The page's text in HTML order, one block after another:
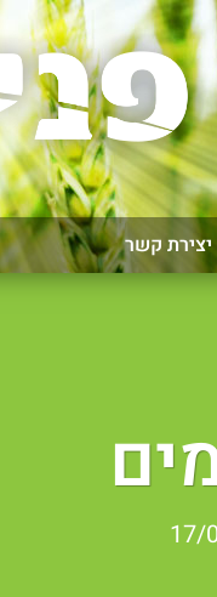
יצירת קשר